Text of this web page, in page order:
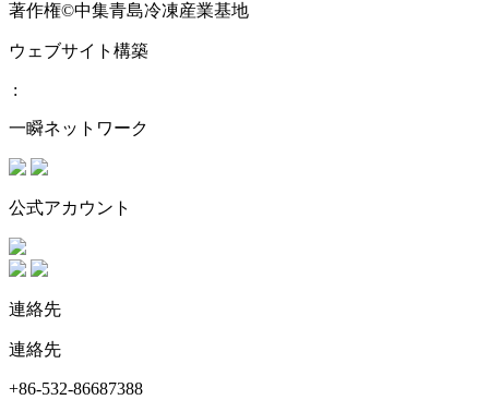
著作権©中集青島冷凍産業基地
ウェブサイト構築
:
一瞬ネットワーク
公式アカウント
連絡先
連絡先
+86-532-86687388